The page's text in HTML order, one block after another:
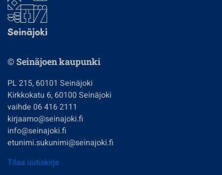
© Seinäjoen kaupunki
PL 215, 60101 Seinäjoki
Kirkkokatu 6, 60100 Seinäjoki
vaihde 06 416 2111
kirjaamo@seinajoki.fi
info@seinajoki.fi
etunimi.sukunimi@seinajoki.fi
Tilaa uutiskirje